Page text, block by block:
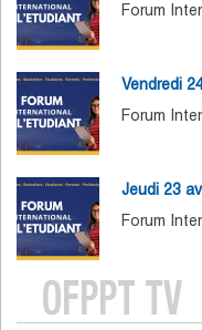
Forum
Vendredi
Forum
Jeudi 23
Forum
OFPPT TV